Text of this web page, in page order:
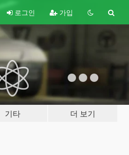
로그인 가입
기타 더 보기